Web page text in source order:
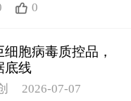
0
胞病毒质控品，
底线
2026-07-07